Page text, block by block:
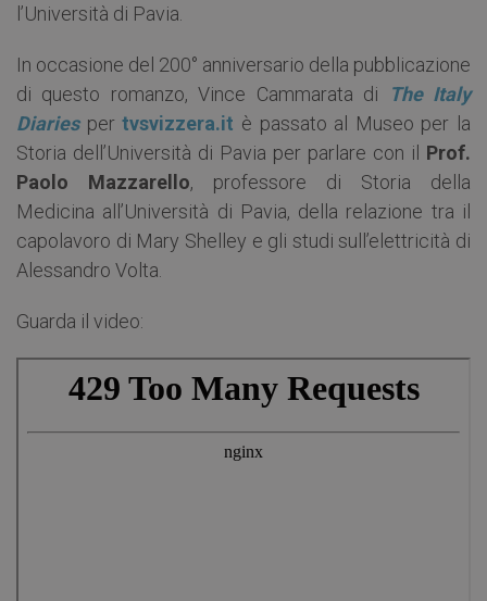
l’Università di Pavia.
In occasione del 200° anniversario della pubblicazione
di questo romanzo, Vince Cammarata di
The Italy
Diariespertvsvizzera.it è passato al Museo per la
Storia dell’Università di Pavia per parlare con il Prof.
Paolo Mazzarello, professore di Storia della
Medicina all’Università di Pavia, della relazione tra il
capolavoro di Mary Shelley e gli studi sull’elettricità di
Alessandro Volta.
Guarda il video: